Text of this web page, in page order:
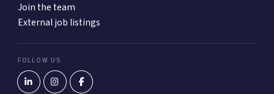
Join the team
External job listings
FOLLOW US